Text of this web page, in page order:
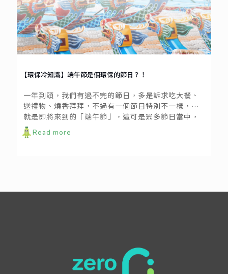
【環保冷知識】端午節是個環保的節日？！
一年到頭，我們有過不完的節日，多是訴求吃大餐、
送禮物、燒香拜拜，不過有一個節日特別不一樣，那
就是即將來到的「端午節」，這可是眾多節日當中，
最環保的一個。不需要穿新衣戴新帽，也不用替誰準
備禮物，吃什麼烤肉大餐，是一個簡樸又崇尚自然的
Read more